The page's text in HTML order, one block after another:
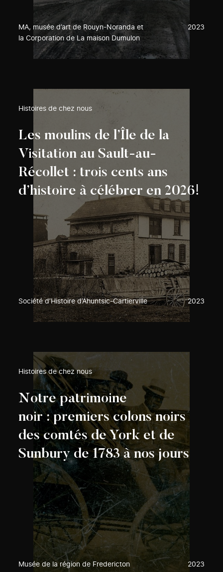
MA, musée d’art de Rouyn-Noranda et
la Corporation de La maison Dumulon
2023
Histoires de chez nous
Les moulins de l’Île de la
Visitation au Sault-au-
Récollet : trois cents ans
d’histoire à célébrer en 2026!
Société d’Histoire d’Ahuntsic-Cartierville 2023
Histoires de chez nous
Notre patrimoine
noir : premiers colons noirs
des comtés de York et de
Sunbury de 1783 à nos jours
Musée de la région de Fredericton 2023